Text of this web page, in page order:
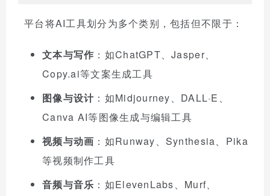
平台将AI工具划分为多个类别，包括但不限于：
文本与写作 ：如ChatGPT、Jasper、
Copy.ai等文案生成工具
图像与设计 ：如Midjourney、DALL·E、
Canva AI等图像生成与编辑工具
视频与动画 ：如Runway、Synthesia、Pika
等视频制作工具
音频与音乐 ：如ElevenLabs、Murf、